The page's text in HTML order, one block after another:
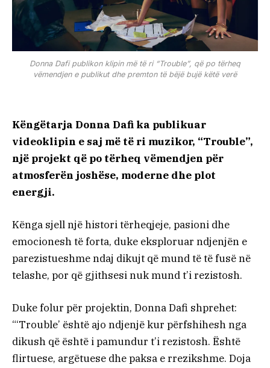
Donna Dafi publikon klipin më të ri “Trouble”, që po tërheq
vëmendjen e publikut dhe premton të bëjë bujë këtë verë
Këngëtarja Donna Dafi ka publikuar
videoklipin e saj më të ri muzikor, “Trouble”,
një projekt që po tërheq vëmendjen për
atmosferën joshëse, moderne dhe plot
energji.
Kënga sjell një histori tërheqjeje, pasioni dhe
emocionesh të forta, duke eksploruar ndjenjën e
parezistueshme ndaj dikujt që mund të të fusë në
telashe, por që gjithsesi nuk mund t’i rezistosh.
Duke folur për projektin, Donna Dafi shprehet:
“‘Trouble’ është ajo ndjenjë kur përfshihesh nga
dikush që është i pamundur t’i rezistosh. Është
flirtuese, argëtuese dhe paksa e rrezikshme. Doja